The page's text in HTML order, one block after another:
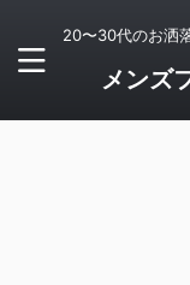
20〜30代のお洒
メンズ